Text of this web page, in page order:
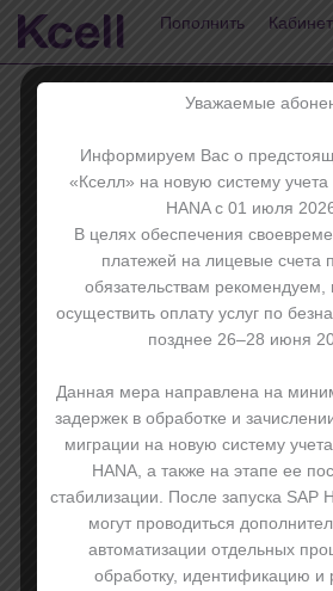
Перейти
содержимому
Пополнить Кабинет
Уважаемые
Информируем Вас о
«Кселл» на новую систему
HANA с 01 июля
В целях обеспечения
платежей на лицевые счета
обязательствам рекомендуем,
осуществить оплату услуг по
позднее 26–28 июня
Данная мера направлена на
задержек в обработке и
миграции на новую систему
HANA, а также на этапе ее
стабилизации. После запуска SAP
могут проводиться
автоматизации отдельных
обработку, идентификацию и